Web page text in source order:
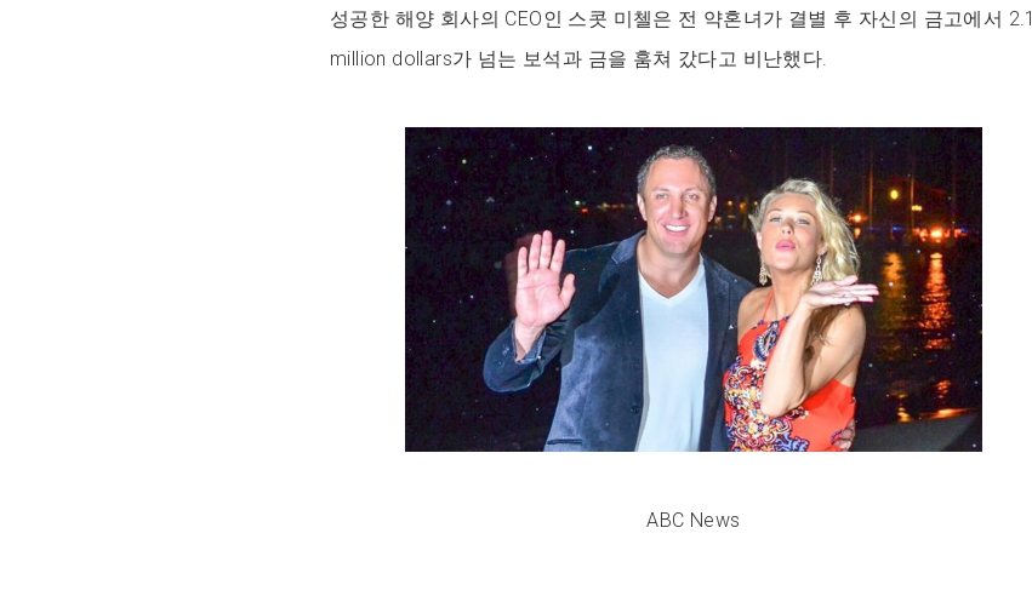
성공한 해양 회사의 CEO인 스콧 미첼은 전 약혼녀가 결별 후 자신의 금고에서 2.1
million dollars가 넘는 보석과 금을 훔쳐 갔다고 비난했다.
ABC News